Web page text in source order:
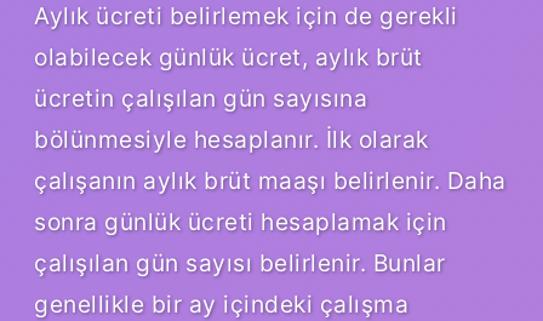
Aylık ücreti belirlemek için de gerekli
olabilecek günlük ücret, aylık brüt
ücretin çalışılan gün sayısına
bölünmesiyle hesaplanır. İlk olarak
çalışanın aylık brüt maaşı belirlenir. Daha
sonra günlük ücreti hesaplamak için
çalışılan gün sayısı belirlenir. Bunlar
genellikle bir ay içindeki çalışma